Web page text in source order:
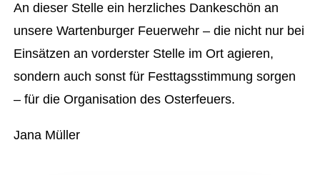
An dieser Stelle ein herzliches Dankeschön an
unsere Wartenburger Feuerwehr – die nicht nur bei
Einsätzen an vorderster Stelle im Ort agieren,
sondern auch sonst für Festtagsstimmung sorgen
– für die Organisation des Osterfeuers.
Jana Müller